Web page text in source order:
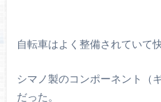
自転車はよく整備されていて
シマノ製のコンポーネント（
だった。